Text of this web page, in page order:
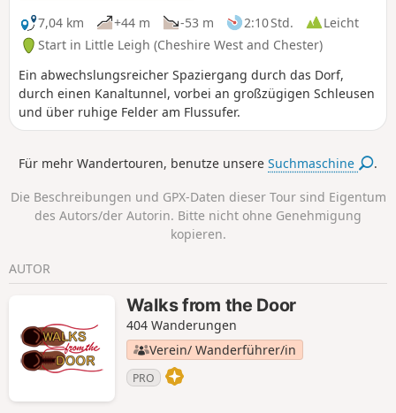
7,04 km
+44 m -53 m 2:10 Std.
Leicht
Start in Little Leigh (Cheshire West and Chester)
Ein abwechslungsreicher Spaziergang durch das Dorf,
durch einen Kanaltunnel, vorbei an großzügigen Schleusen
und über ruhige Felder am Flussufer.
Für mehr Wandertouren, benutze unsereSuchmaschine .
Die Beschreibungen und GPX-Daten dieser Tour sind Eigentum
des Autors/der Autorin. Bitte nicht ohne Genehmigung
kopieren.
AUTOR
Walks from the Door
404 Wanderungen
Verein/ Wanderführer/in
PRO